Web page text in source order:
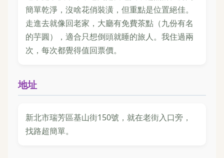
簡單乾淨，沒啥花俏裝潢，但重點是位置絕佳。
走進去就像回老家，大廳有免費茶點（九份有名
的芋圓），適合只想倒頭就睡的旅人。我住過兩
次，每次都覺得值回票價。
地址
新北市瑞芳區基山街150號，就在老街入口旁，
找路超簡單。